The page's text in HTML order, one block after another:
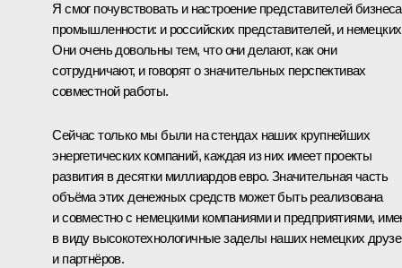
Я смог почувствовать и настроение представителей
промышленности: и российских представителей, и
Они очень довольны тем, что они делают, как они
сотрудничают, и говорят о значительных перспективах
совместной работы.
Сейчас только мы были на стендах наших крупнейших
энергетических компаний, каждая из них имеет проекты
развития в десятки миллиардов евро. Значительная часть
объёма этих денежных средств может быть реализована
и совместно с немецкими компаниями и предприятиями,
в виду высокотехнологичные заделы наших немецких
и партнёров.